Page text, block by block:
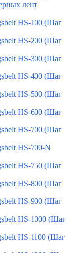
лент
HS-100 (Шаг
HS-200 (Шаг
HS-300 (Шаг
HS-400 (Шаг
HS-500 (Шаг
HS-600 (Шаг
HS-700 (Шаг
HS-700-N
HS-750 (Шаг
HS-800 (Шаг
HS-900 (Шаг
HS-1000 (Шаг
HS-1100 (Шаг